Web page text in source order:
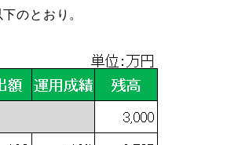
のとおり。